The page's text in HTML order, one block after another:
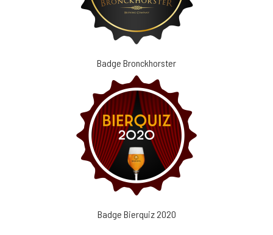
Badge Bronckhorster
Badge Bierquiz 2020